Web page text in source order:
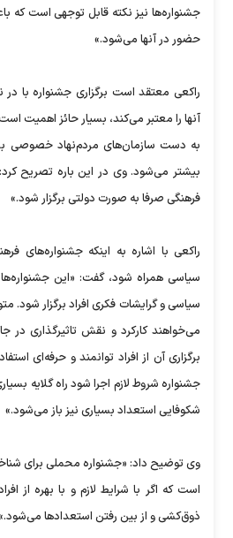
جشنواره‌ها نیز نکته قابل توجهی است که
حضور در آنها می‌شود.»
راکعی معتقد است برگزاری جشنواره با در
آنها را معتبر می‌کند، بسیار حائز اهمیت
به دست سازمان‌های مردم‌نهاد خصوصی
بیشتر می‌شود. وی در این باره تصریح
فرهنگی صرفا به صورت دولتی برگزار شود.»
راکعی با اشاره به اینکه جشنواره‌های
سیاسی همراه شود، گفت: «این جشنواره‌ها
سیاسی و گرایشات فکری افراد برگزار شود.
می‌خواهند کارکرد و نقش تاثیرگذاری در
برگزاری آن از افراد توانمند و حرفه‌‌ای
جشنواره شروط لازم اجرا شود راه گلایه
شکوفایی استعداد بسیاری نیز باز می‌شود.»
وی توضیح داد: «جشنواره محملی برای
است که اگر با شرایط لازم و با بهره از
ذوق‌کشی و از بین رفتن استعدادها